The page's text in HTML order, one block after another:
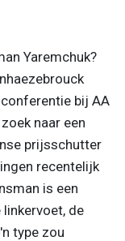
Yaremchuk?
bij AA
naar een
prijsschutter
recentelijk
is een
de
type zou